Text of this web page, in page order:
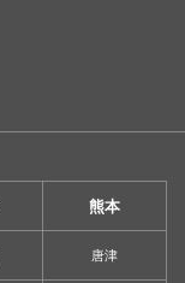
熊本
唐津